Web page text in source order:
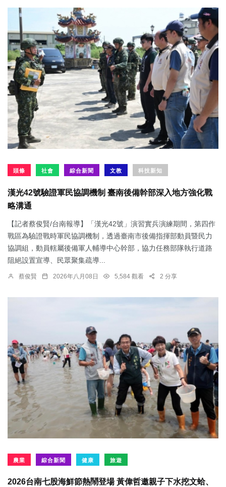
頭條 社會 綜合新聞 文教 科技新知
漢光42號驗證軍民協調機制 臺南後備幹部深入地方強化戰
略溝通
【記者蔡俊賢/台南報導】「漢光42號」演習實兵演練期間，第四作
戰區為驗證戰時軍民協調機制，透過臺南市後備指揮部動員暨民力
協調組，動員轄屬後備軍人輔導中心幹部，協力任務部隊執行道路
阻絕設置宣導、民眾聚集疏導...
蔡俊賢 2026年八月08日 5,584 觀看 2 分享
農業 綜合新聞 健康 旅遊
2026台南七股海鮮節熱鬧登場 黃偉哲邀親子下水挖文蛤、